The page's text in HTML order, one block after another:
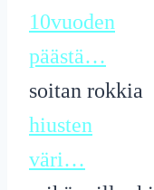
10vuoden
päästä…
soitan rokkia
hiusten
väri…